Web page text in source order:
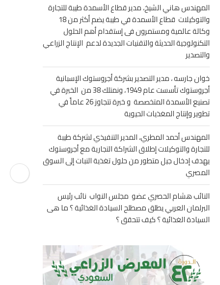
المهندس هاني الشيخ، مدير قطاع الأسمدة طيبة للتجارة
والتوكيلات قطاع الأسمدة في طيبة يضم أكثر من 18
وكالة عالمية ومستمرون فى إستقدام أهم الحلول
التكنولوجية الحديثة والتقنيات الجديدة لدعم الإنتاج الزراعي
والتصدير
خوان جارسه ، مدير التصدير بشركة أجروستوك الإسبانية
أجروستوك تأسست عام 1949، ونمتلك 38 من الخبرة في
تصنيع الأسمدة المتخصصة و خبرة تتجاوز 26 عاماً في
تطوير وإنتاج المغذيات الحيوية
المهندس أحمد المطري، المدير التنفيذي لشركة طيبة
للتجارة والتوكيلات إطلاق الشراكة التجارية مع أجروستوك
يهدف إدخال جيل متطور من حلول تغذية النبات إلى السوق
المصري
النائب هشام الحصري عضو مجلس النواب نائب رئيس
البرلمان العربي يطلق مصطلح السيادة الغذائية ؟ ما هى
السيادة الغذائية ؟ كيف تتحقق ؟